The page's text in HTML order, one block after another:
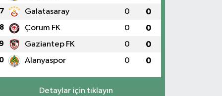
7 Galatasaray 0 0
8 Çorum FK 0 0
9 Gaziantep FK 0 0
Alanyaspor 0 0
Detaylar için tıklayın